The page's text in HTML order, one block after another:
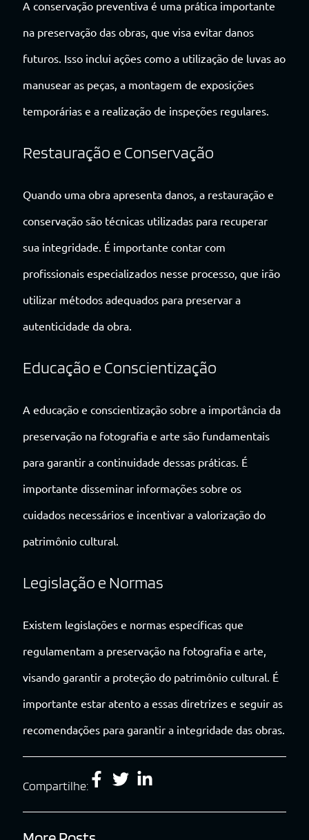
A conservação preventiva é uma prática importante
na preservação das obras, que visa evitar danos
futuros. Isso inclui ações como a utilização de luvas ao
manusear as peças, a montagem de exposições
temporárias e a realização de inspeções regulares.
Restauração e Conservação
Quando uma obra apresenta danos, a restauração e
conservação são técnicas utilizadas para recuperar
sua integridade. É importante contar com
profissionais especializados nesse processo, que irão
utilizar métodos adequados para preservar a
autenticidade da obra.
Educação e Conscientização
A educação e conscientização sobre a importância da
preservação na fotografia e arte são fundamentais
para garantir a continuidade dessas práticas. É
importante disseminar informações sobre os
cuidados necessários e incentivar a valorização do
patrimônio cultural.
Legislação e Normas
Existem legislações e normas específicas que
regulamentam a preservação na fotografia e arte,
visando garantir a proteção do patrimônio cultural. É
importante estar atento a essas diretrizes e seguir as
recomendações para garantir a integridade das obras.
Compartilhe: